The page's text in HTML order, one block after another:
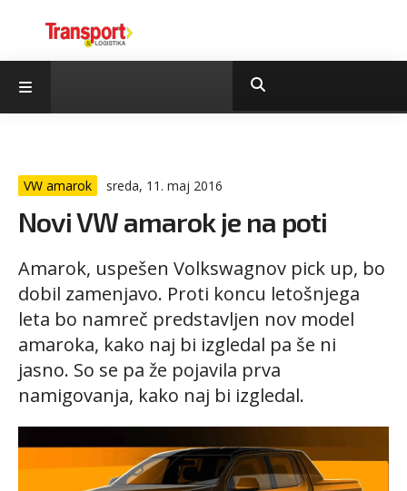
VW amarok sreda, 11. maj 2016
Novi VW amarok je na poti
Amarok, uspešen Volkswagnov pick up, bo
dobil zamenjavo. Proti koncu letošnjega
leta bo namreč predstavljen nov model
amaroka, kako naj bi izgledal pa še ni
jasno. So se pa že pojavila prva
namigovanja, kako naj bi izgledal.